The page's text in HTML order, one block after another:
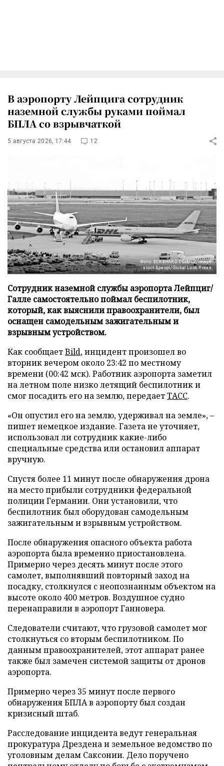
В аэропорту Лейпцига сотрудник
наземной службы руками поймал
БПЛА со взрывчаткой
5 августа 2026, 17:44 12
Фото: ECKEHARD SCHULZ/imago
stock&peopl/Global Look Press
Сотрудник наземной службы аэропорта Лейпциг/
Галле самостоятельно поймал беспилотник,
который, как выяснили правоохранители, был
оснащен самодельным зажигательным и
взрывным устройством.
Как сообщаетBild, инцидент произошел во
вторник вечером около 23:42 по местному
времени (00:42 мск). Работник аэропорта заметил
на летном поле низко летящий беспилотник и
смог посадить его на землю, передаетТАСС.
«Он опустил его на землю, удерживал на земле», –
пишет немецкое издание. Газета не уточняет,
использовал ли сотрудник какие-либо
специальные средства или остановил аппарат
вручную.
Спустя более 11 минут после обнаружения дрона
на место прибыли сотрудники федеральной
полиции Германии. Они установили, что
беспилотник был оборудован самодельным
зажигательным и взрывным устройством.
После обнаружения опасного объекта работа
аэропорта была временно приостановлена.
Примерно через десять минут после этого
самолет, выполнявший повторный заход на
посадку, столкнулся с неопознанным объектом на
высоте около 400 метров. Воздушное судно
перенаправили в аэропорт Ганновера.
Следователи считают, что грузовой самолет мог
столкнуться со вторым беспилотником. По
данным правоохранителей, этот аппарат ранее
также был замечен системой защиты от дронов
аэропорта.
Примерно через 35 минут после первого
обнаружения БПЛА в аэропорту был создан
кризисный штаб.
Расследование инцидента ведут генеральная
прокуратура Дрездена и земельное ведомство по
уголовным делам Саксонии. Дело поручено